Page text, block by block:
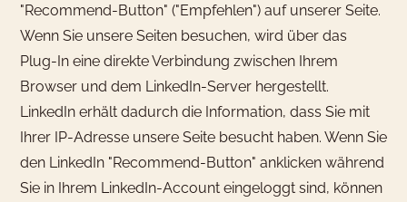
"Recommend-Button" ("Empfehlen") auf unserer Seite.
Wenn Sie unsere Seiten besuchen, wird über das
Plug-In eine direkte Verbindung zwischen Ihrem
Browser und dem LinkedIn-Server hergestellt.
LinkedIn erhält dadurch die Information, dass Sie mit
Ihrer IP-Adresse unsere Seite besucht haben. Wenn Sie
den LinkedIn "Recommend-Button" anklicken während
Sie in Ihrem LinkedIn-Account eingeloggt sind, können